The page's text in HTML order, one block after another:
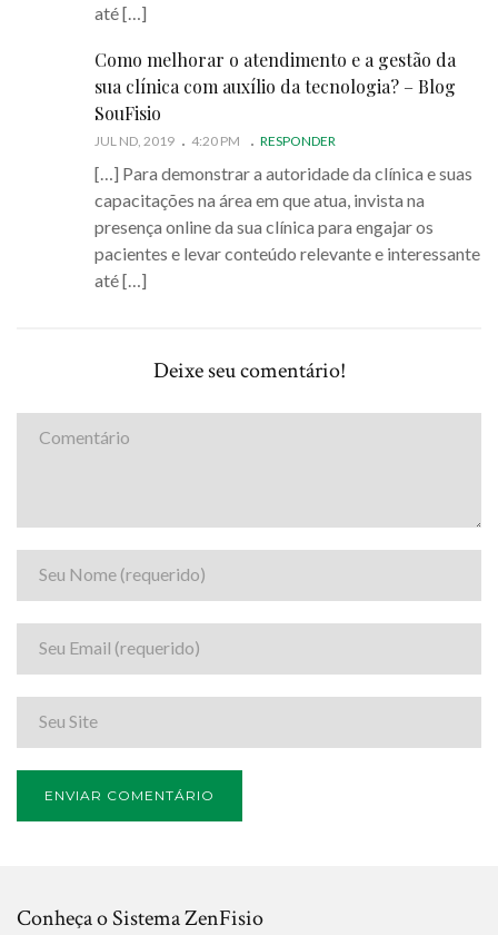
até […]
Como melhorar o atendimento e a gestão da
sua clínica com auxílio da tecnologia? – Blog
SouFisio
JUL ND, 2019 4:20 PM RESPONDER
[…] Para demonstrar a autoridade da clínica e suas
capacitações na área em que atua, invista na
presença online da sua clínica para engajar os
pacientes e levar conteúdo relevante e interessante
até […]
Deixe seu comentário!
Conheça o Sistema ZenFisio